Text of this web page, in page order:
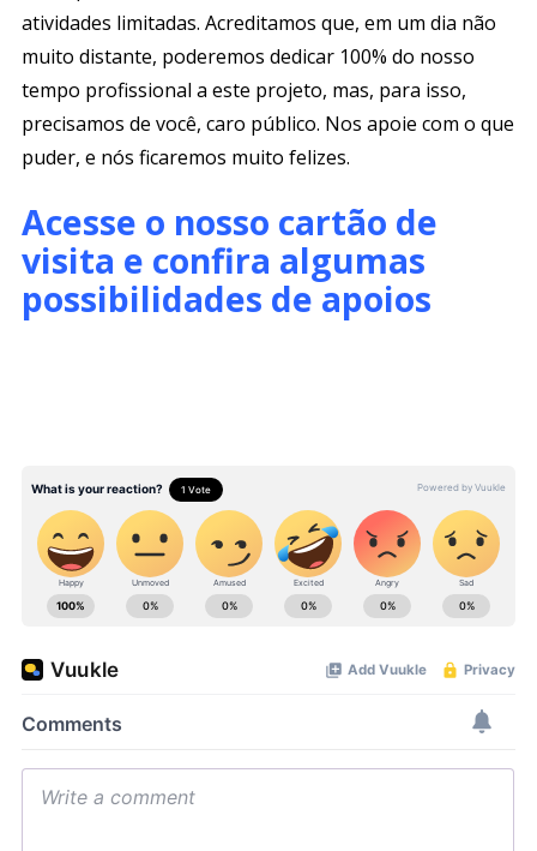
atividades limitadas. Acreditamos que, em um dia não
muito distante, poderemos dedicar 100% do nosso
tempo profissional a este projeto, mas, para isso,
precisamos de você, caro público. Nos apoie com o que
puder, e nós ficaremos muito felizes.
Acesse o nosso cartão de
visita e confira algumas
possibilidades de apoios